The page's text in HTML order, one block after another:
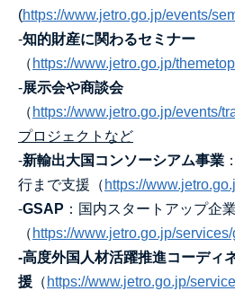
(https://www.jetro.go.jp/events/
‐知的財産に関わるセミナー
（ https://www.jetro.go.jp/
‐展示会や商談会
（ https://www.jetro.go.jp/events/
プロジェクトなど
‐新輸出大国コンソーシアム事業
行まで支援（ https://
‐GSAP ：国内スタート アップ企
（ https://www.jetro.go.jp/services/
‐高度外国人材活躍推進コーディ
援 （ https://www.jetro.go.jp/